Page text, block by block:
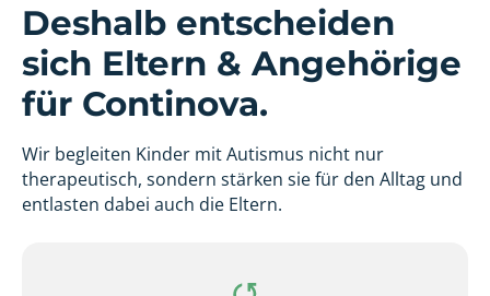
Deshalb entscheiden
sich Eltern & Angehörige
für Continova.
Wir begleiten Kinder mit Autismus nicht nur
therapeutisch, sondern stärken sie für den Alltag und
entlasten dabei auch die Eltern.